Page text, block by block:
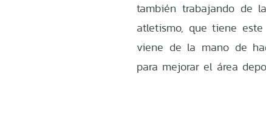
también trabajando de
atletismo, que tiene
viene de la mano de
para mejorar el área